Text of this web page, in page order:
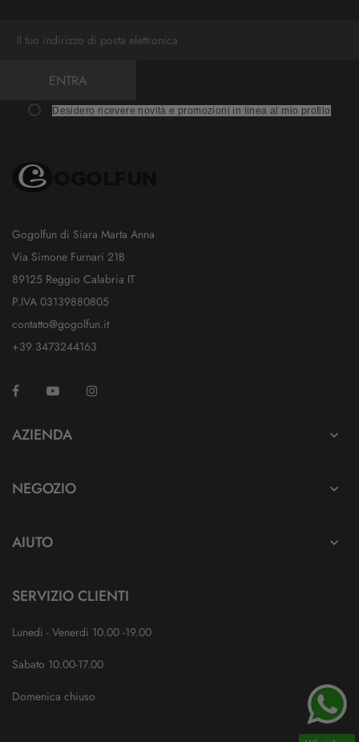
ENTRA
Desidero ricevere novità e promozioni in linea al mio profilo
Gogolfun di Siara Marta Anna
Via Simone Furnari 21B
89125 Reggio Calabria IT
P.IVA 03139880805
contatto@gogolfun.it
+39 3473244163
Facebook YouTube
AZIENDA 
NEGOZIO 
AIUTO 
SERVIZIO CLIENTI
Lunedi - Venerdi 10.00 -19.00
Sabato 10.00-17.00
Domenica chiuso